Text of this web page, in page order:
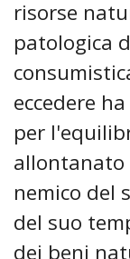
risorse
patologica
eccedere
per
allontanato
nemico del
del suo
dei beni